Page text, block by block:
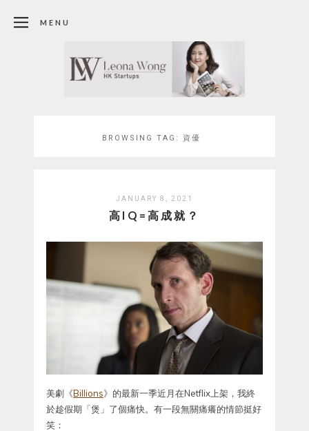
MENU
BROWSING TAG: 資優
JANUARY 8, 2021
高IQ=高成就？
美劇《Billions》的最新一季近月在Netflix上架，我終
於趁假期「煲」了個痛快。有一段無關痛癢的情節挺好
笑：